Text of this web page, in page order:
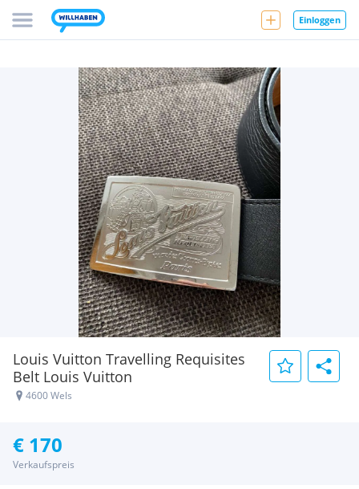
Einloggen
Louis Vuitton Travelling Requisites
Belt Louis Vuitton
4600 Wels
€ 170
Verkaufspreis